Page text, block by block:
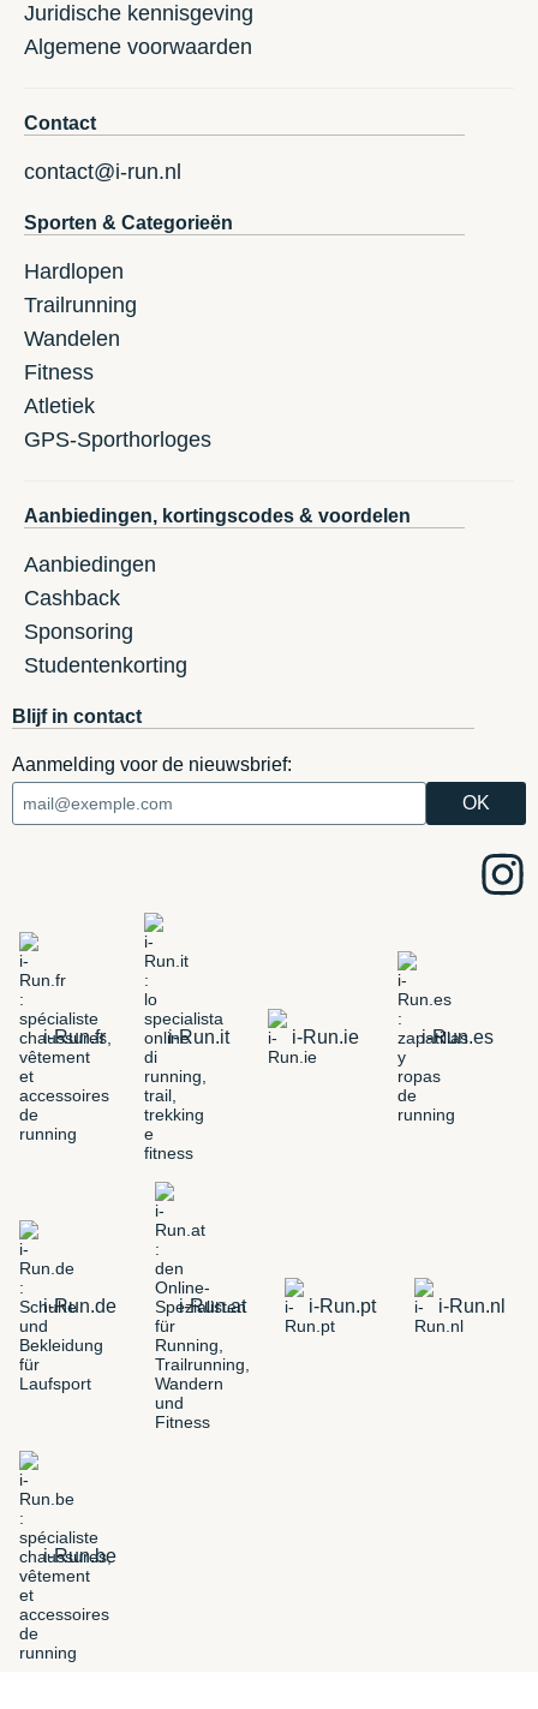
Juridische kennisgeving
Algemene voorwaarden
Contact
contact@i-run.nl
Sporten & Categorieën
Hardlopen
Trailrunning
Wandelen
Fitness
Atletiek
GPS-Sporthorloges
Aanbiedingen, kortingscodes & voordelen
Aanbiedingen
Cashback
Sponsoring
Studentenkorting
Blijf in contact
Aanmelding voor de nieuwsbrief:
i-Run.fr i-Run.it i-Run.ie i-Run.es
i-Run.de i-Run.at i-Run.pt i-Run.nl
i-Run.be